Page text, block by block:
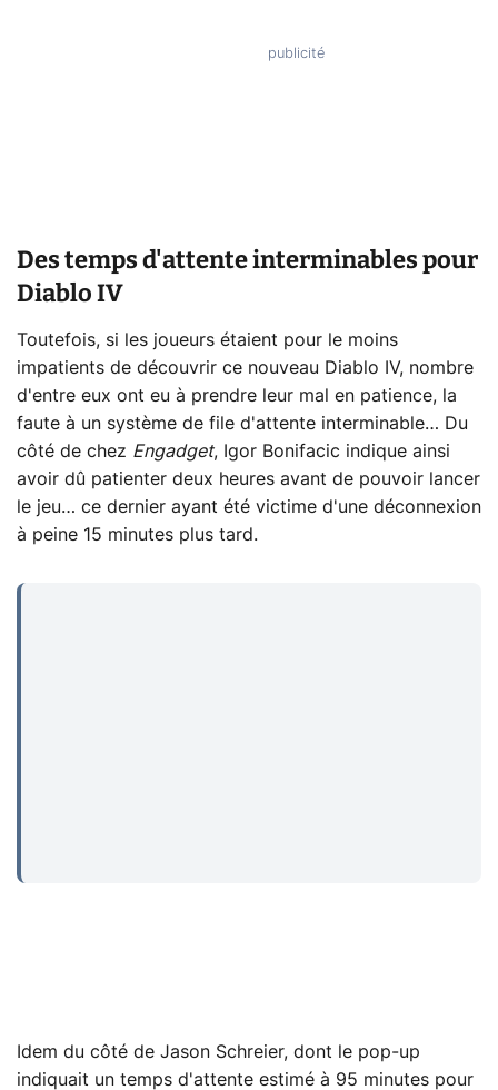
Des temps d'attente interminables pour
Diablo IV
Toutefois, si les joueurs étaient pour le moins
impatients de découvrir ce nouveau Diablo IV, nombre
d'entre eux ont eu à prendre leur mal en patience, la
faute à un système de file d'attente interminable… Du
côté de chez Engadget, Igor Bonifacic indique ainsi
avoir dû patienter deux heures avant de pouvoir lancer
le jeu… ce dernier ayant été victime d'une déconnexion
à peine 15 minutes plus tard.
Idem du côté de Jason Schreier, dont le pop-up
indiquait un temps d'attente estimé à 95 minutes pour